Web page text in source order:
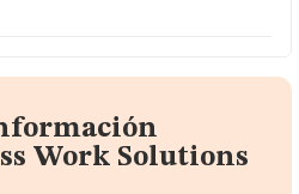
Work Solutions